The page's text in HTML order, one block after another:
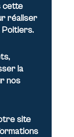
cette
réaliser
la
nos
site